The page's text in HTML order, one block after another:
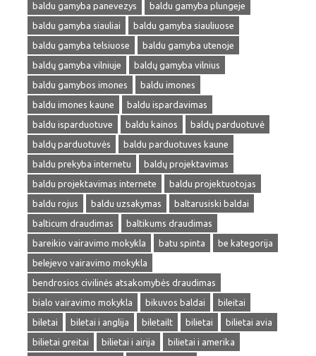
baldu gamyba panevezys
baldu gamyba plungeje
baldu gamyba siauliai
baldu gamyba siauliuose
baldu gamyba telsiuose
baldu gamyba utenoje
baldų gamyba vilniuje
baldų gamyba vilnius
baldu gamybos imones
baldu imones
baldu imones kaune
baldu ispardavimas
baldu isparduotuve
baldu kainos
baldų parduotuvė
baldų parduotuvės
baldu parduotuves kaune
baldu prekyba internetu
baldų projektavimas
baldu projektavimas internete
baldu projektuotojas
baldu rojus
baldu uzsakymas
baltarusiski baldai
balticum draudimas
baltikums draudimas
bareikio vairavimo mokykla
batu spinta
be kategorija
belejevo vairavimo mokykla
bendrosios civilinės atsakomybės draudimas
bialo vairavimo mokykla
bikuvos baldai
bileitai
biletai
biletai i anglija biletailt bilietai
bilietai avia
bilietai greitai
bilietai i airija
bilietai i amerika